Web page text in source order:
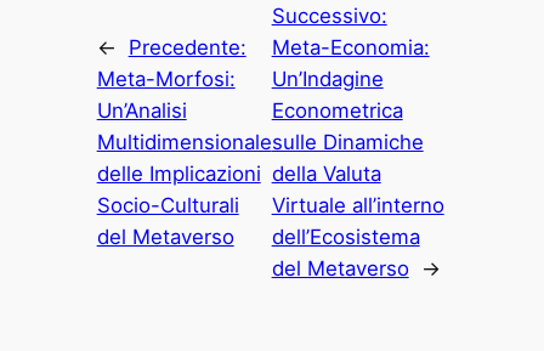
←
Precedente:
Meta-Morfosi:
Un’Analisi
Multidimensionale
delle Implicazioni
Socio-Culturali
del Metaverso
Successivo:
Meta-Economia:
Un’Indagine
Econometrica
sulle Dinamiche
della Valuta
Virtuale all’interno
dell’Ecosistema
del Metaverso
→